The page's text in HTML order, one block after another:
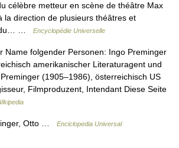
célèbre metteur en scène de théâtre Max
la direction de plusieurs théâtres et
du… …
Encyclopédie Universelle
folgender Personen: Ingo Preminger
amerikanischer Literaturagent und
(1905–1986), österreichisch US
Filmproduzent, Intendant Diese Seite
Otto … Enciclopedia Universal